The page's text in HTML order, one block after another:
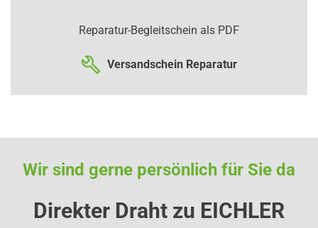
Reparatur-Begleitschein als PDF
Versandschein Reparatur
Wir sind gerne persönlich für Sie da
Direkter Draht zu EICHLER